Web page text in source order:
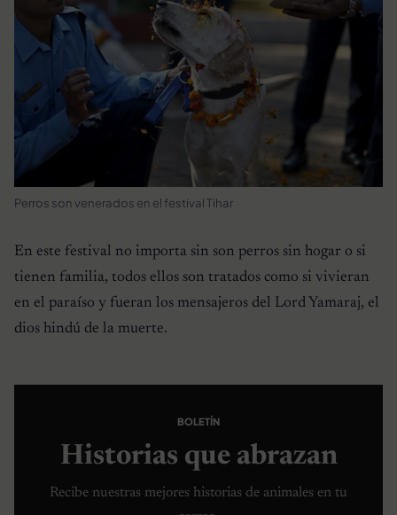
Perros son venerados en el festival Tihar
En este festival no importa sin son perros sin hogar o si
tienen familia, todos ellos son tratados como si vivieran
en el paraíso y fueran los mensajeros del Lord Yamaraj, el
dios hindú de la muerte.
BOLETÍN
Historias que abrazan
Recibe nuestras mejores historias de animales en tu